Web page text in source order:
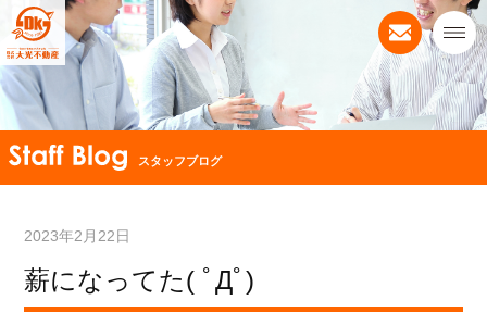
スタッフブログ
2023年2月22日
薪になってた( ﾟДﾟ)